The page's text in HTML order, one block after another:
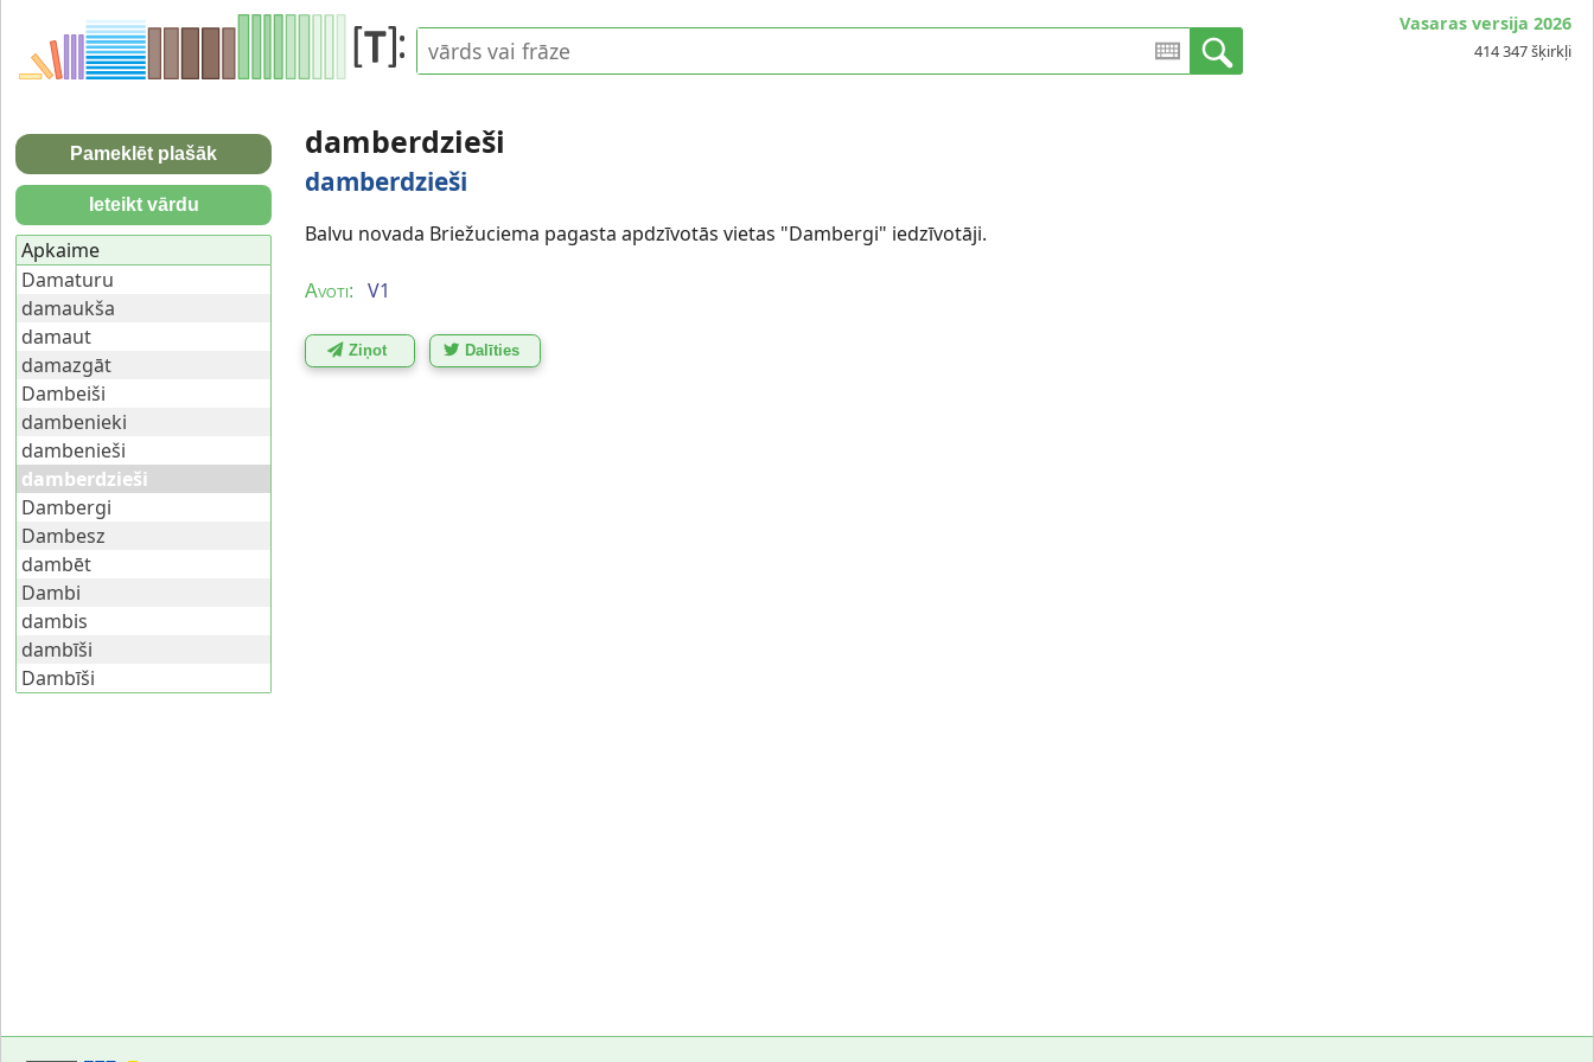
Vasaras versija 2026
414 347 šķirkļi
damberdzieši
damberdzieši
Balvu novada Briežuciema pagasta apdzīvotās vietas "Dambergi" iedzīvotāji.
Avoti: V1
Ziņot Dalīties
Pameklēt plašāk
Ieteikt vārdu
Apkaime
Damaturu
damaukša
damaut
damazgāt
Dambeiši
dambenieki
dambenieši
damberdzieši
Dambergi
Dambesz
dambēt
Dambi
dambis
dambīši
Dambīši